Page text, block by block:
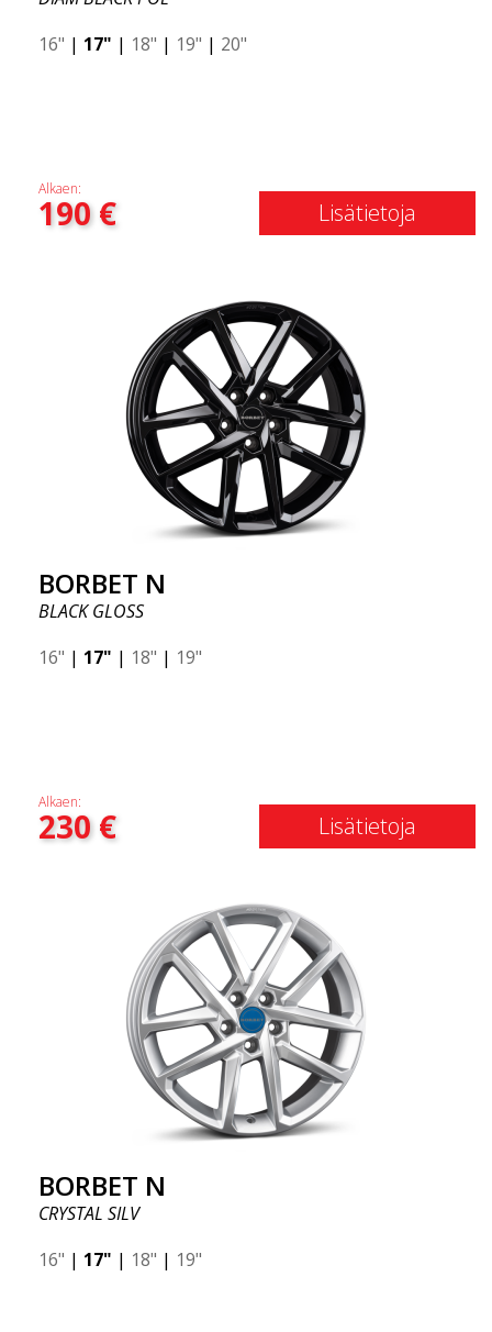
16" | 17" | 18" | 19" | 20"
Alkaen:
190€ Lisätietoja
BORBET N
BLACK GLOSS
16" | 17" | 18" | 19"
Alkaen:
230€ Lisätietoja
BORBET N
CRYSTAL SILV
16" | 17" | 18" | 19"